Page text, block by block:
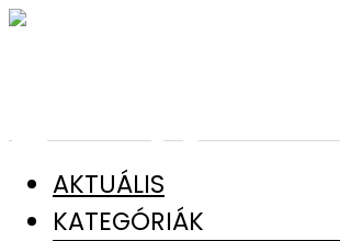
AKTUÁLIS
KATEGÓRIÁK